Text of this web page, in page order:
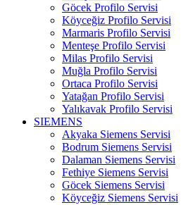
Göcek Profilo Servisi
Köyceğiz Profilo Servisi
Marmaris Profilo Servisi
Menteşe Profilo Servisi
Milas Profilo Servisi
Muğla Profilo Servisi
Ortaca Profilo Servisi
Yatağan Profilo Servisi
Yalıkavak Profilo Servisi
SIEMENS
Akyaka Siemens Servisi
Bodrum Siemens Servisi
Dalaman Siemens Servisi
Fethiye Siemens Servisi
Göcek Siemens Servisi
Köyceğiz Siemens Servisi